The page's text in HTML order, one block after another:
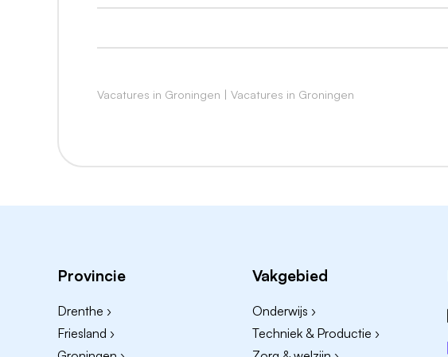
Vacatures in Groningen | Vacatures in Groningen
Provincie
Drenthe ›
Friesland ›
Vakgebied
Onderwijs ›
Techniek & Productie ›